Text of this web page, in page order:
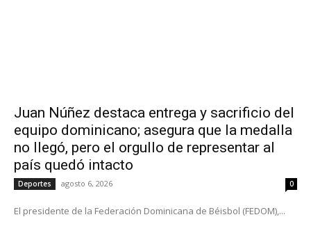
Juan Núñez destaca entrega y sacrificio del
equipo dominicano; asegura que la medalla
no llegó, pero el orgullo de representar al
país quedó intacto
Deportes agosto 6, 2026 0
El presidente de la Federación Dominicana de Béisbol (FEDOM),...